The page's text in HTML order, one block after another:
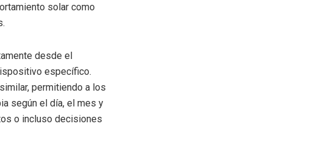
solar como
desde el
específico.
permitiendo a los
según el día, el mes y
o incluso decisiones